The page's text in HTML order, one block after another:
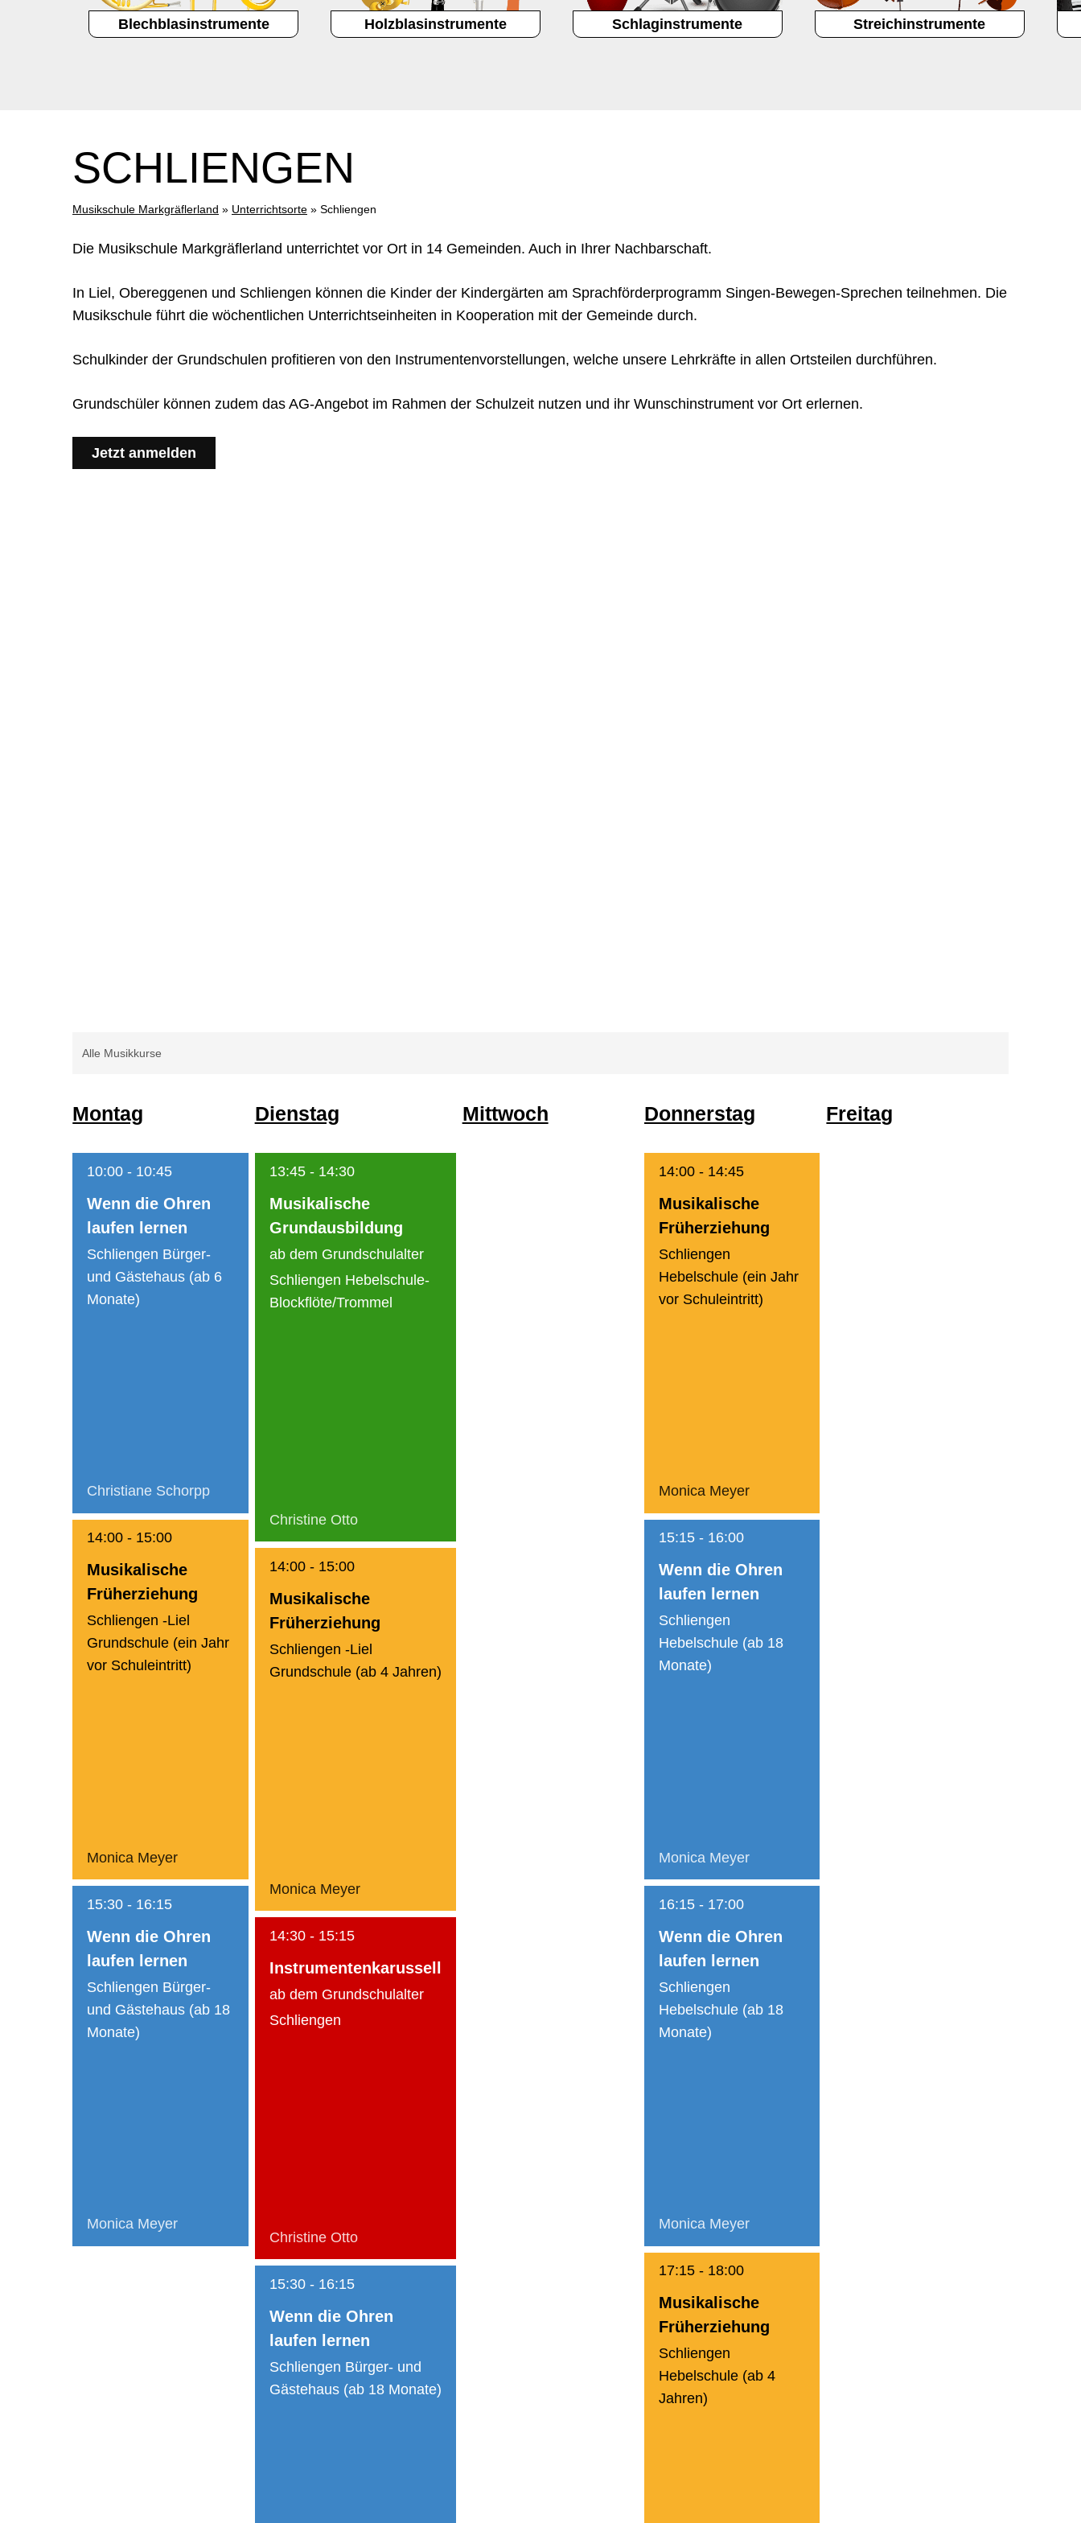
Drücke Enter zum Suchen oder ESC zum Schließen
Blechblasinstrumente Holzblasinstrumente Schlaginstrumente Streichinstrumente
SCHLIENGEN
Musikschule Markgräflerland » Unterrichtsorte » Schliengen
Die Musikschule Markgräflerland unterrichtet vor Ort in 14 Gemeinden. Auch in Ihrer Nachbarschaft.
In Liel, Obereggenen und Schliengen können die Kinder der Kindergärten am Sprachförderprogramm Singen-Bewegen-Sprechen teilnehmen. Die
Musikschule führt die wöchentlichen Unterrichtseinheiten in Kooperation mit der Gemeinde durch.
Schulkinder der Grundschulen profitieren von den Instrumentenvorstellungen, welche unsere Lehrkräfte in allen Ortsteilen durchführen.
Grundschüler können zudem das AG-Angebot im Rahmen der Schulzeit nutzen und ihr Wunschinstrument vor Ort erlernen.
Jetzt anmelden
Montag
10:00 - 10:45
Wenn die Ohren
laufen lernen
Schliengen Bürger-
und Gästehaus (ab 6
Monate)
Christiane Schorpp
14:00 - 15:00
Musikalische
Früherziehung
Schliengen -Liel
Grundschule (ein Jahr
vor Schuleintritt)
Monica Meyer
15:30 - 16:15
Wenn die Ohren
laufen lernen
Schliengen Bürger-
und Gästehaus (ab 18
Monate)
Monica Meyer
Dienstag
13:45 - 14:30
Musikalische
Grundausbildung
ab dem Grundschulalter
Schliengen Hebelschule-
Blockflöte/Trommel
Christine Otto
14:00 - 15:00
Musikalische
Früherziehung
Schliengen -Liel
Grundschule (ab 4 Jahren)
Monica Meyer
14:30 - 15:15
Instrumentenkarussell
ab dem Grundschulalter
Schliengen
Christine Otto
15:30 - 16:15
Wenn die Ohren
laufen lernen
Schliengen Bürger- und
Gästehaus (ab 18 Monate)
Mittwoch Donnerstag
14:00 - 14:45
Musikalische
Früherziehung
Schliengen
Hebelschule (ein Jahr
vor Schuleintritt)
Monica Meyer
15:15 - 16:00
Wenn die Ohren
laufen lernen
Schliengen
Hebelschule (ab 18
Monate)
Monica Meyer
16:15 - 17:00
Wenn die Ohren
laufen lernen
Schliengen
Hebelschule (ab 18
Monate)
Monica Meyer
17:15 - 18:00
Musikalische
Früherziehung
Schliengen
Hebelschule (ab 4
Jahren)
Freitag